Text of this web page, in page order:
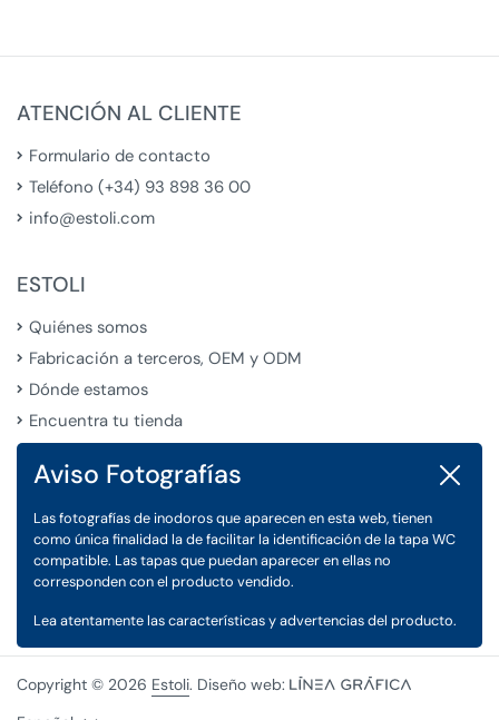
ATENCIÓN AL CLIENTE
Formulario de contacto
Teléfono (+34) 93 898 36 00
info@estoli.com
ESTOLI
Quiénes somos
Fabricación a terceros, OEM y ODM
Dónde estamos
Encuentra tu tienda
LEGAL
Condiciones Generales de Venta
Aviso Legal
Política de Privacidad y Cookies
Copyright © 2026 Estoli. Diseño web:
Aviso Fotografías
Las fotografías de inodoros que aparecen en esta web, tienen
como única finalidad la de facilitar la identificación de la tapa WC
compatible. Las tapas que puedan aparecer en ellas no
corresponden con el producto vendido.
Lea atentamente las características y advertencias del producto.
Cerrar